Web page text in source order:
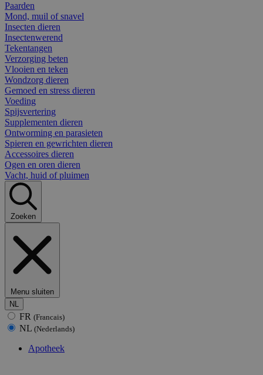
Paarden
Mond, muil of snavel
Insecten dieren
Insectenwerend
Tekentangen
Verzorging beten
Vlooien en teken
Wondzorg dieren
Gemoed en stress dieren
Voeding
Spijsvertering
Supplementen dieren
Ontworming en parasieten
Spieren en gewrichten dieren
Accessoires dieren
Ogen en oren dieren
Vacht, huid of pluimen
Zoeken
Menu sluiten
NL
FR (Francais)
NL (Nederlands)
Apotheek